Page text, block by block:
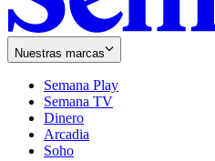
Nuestras marcas
Semana Play
Semana TV
Dinero
Arcadia
Soho